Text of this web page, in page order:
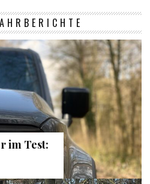
im Test: